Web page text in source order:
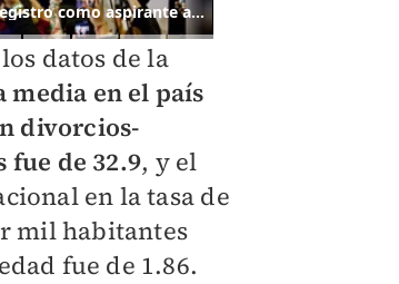
datos de la
media en el país
divorcios-
de 32.9, y el
en la tasa de
mil habitantes
fue de 1.86.